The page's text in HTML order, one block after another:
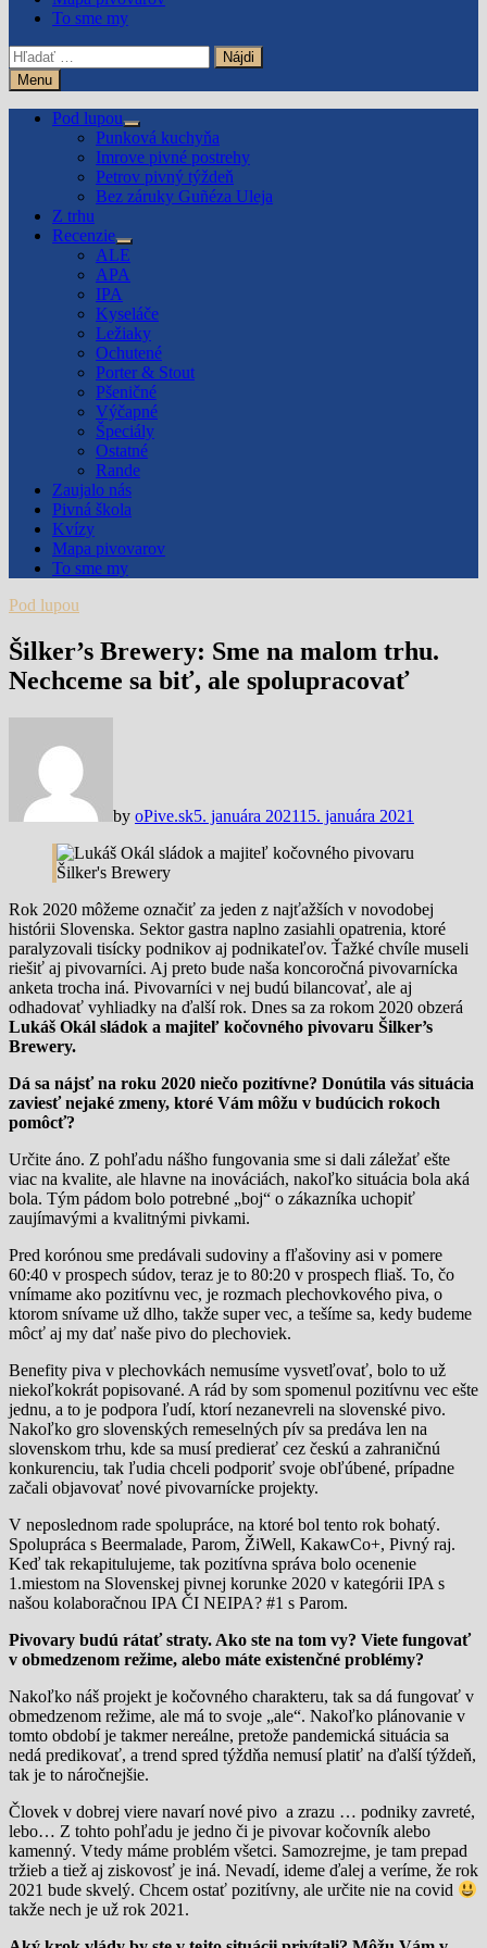
To sme my
Hľadať:
Menu
Pod lupou
Show
sub
menu
Punková kuchyňa
Imrove pivné postrehy
Petrov pivný týždeň
Bez záruky Guñéza Uleja
Z trhu
Recenzie
Show
sub
menu
ALE
APA
IPA
Kyseláče
Ležiaky
Ochutené
Porter & Stout
Pšeničné
Výčapné
Špeciály
Ostatné
Rande
Zaujalo nás
Pivná škola
Kvízy
Mapa pivovarov
To sme my
Pod lupou
Šilker’s Brewery: Sme na malom trhu.
Nechceme sa biť, ale spolupracovať
by oPive.sk5. januára 202115. januára 2021
Rok 2020 môžeme označiť za jeden z najťažších v novodobej
histórii Slovenska. Sektor gastra naplno zasiahli opatrenia, ktoré
paralyzovali tisícky podnikov aj podnikateľov. Ťažké chvíle museli
riešiť aj pivovarníci. Aj preto bude naša koncoročná pivovarnícka
anketa trocha iná. Pivovarníci v nej budú bilancovať, ale aj
odhadovať vyhliadky na ďalší rok. Dnes sa za rokom 2020 obzerá
Lukáš Okál sládok a majiteľ kočovného pivovaru Šilker’s
Brewery.
Dá sa nájsť na roku 2020 niečo pozitívne? Donútila vás situácia
zaviesť nejaké zmeny, ktoré Vám môžu v budúcich rokoch
pomôcť?
Určite áno. Z pohľadu nášho fungovania sme si dali záležať ešte
viac na kvalite, ale hlavne na inováciách, nakoľko situácia bola aká
bola. Tým pádom bolo potrebné „boj“ o zákazníka uchopiť
zaujímavými a kvalitnými pivkami.
Pred korónou sme predávali sudoviny a fľašoviny asi v pomere
60:40 v prospech súdov, teraz je to 80:20 v prospech fliaš. To, čo
vnímame ako pozitívnu vec, je rozmach plechovkového piva, o
ktorom snívame už dlho, takže super vec, a tešíme sa, kedy budeme
môcť aj my dať naše pivo do plechoviek.
Benefity piva v plechovkách nemusíme vysvetľovať, bolo to už
niekoľkokrát popisované. A rád by som spomenul pozitívnu vec ešte
jednu, a to je podpora ľudí, ktorí nezanevreli na slovenské pivo.
Nakoľko gro slovenských remeselných pív sa predáva len na
slovenskom trhu, kde sa musí predierať cez českú a zahraničnú
konkurenciu, tak ľudia chceli podporiť svoje obľúbené, prípadne
začali objavovať nové pivovarnícke projekty.
V neposlednom rade spolupráce, na ktoré bol tento rok bohatý.
Spolupráca s Beermalade, Parom, ŽiWell, KakawCo+, Pivný raj.
Keď tak rekapitulujeme, tak pozitívna správa bolo ocenenie
1.miestom na Slovenskej pivnej korunke 2020 v kategórii IPA s
našou kolaboračnou IPA ČI NEIPA? #1 s Parom.
Pivovary budú rátať straty. Ako ste na tom vy? Viete fungovať
v obmedzenom režime, alebo máte existenčné problémy?
Nakoľko náš projekt je kočovného charakteru, tak sa dá fungovať v
obmedzenom režime, ale má to svoje „ale“. Nakoľko plánovanie v
tomto období je takmer nereálne, pretože pandemická situácia sa
nedá predikovať, a trend spred týždňa nemusí platiť na ďalší týždeň,
tak je to náročnejšie.
Človek v dobrej viere navarí nové pivo a zrazu … podniky zavreté,
lebo… Z tohto pohľadu je jedno či je pivovar kočovník alebo
kamenný. Vtedy máme problém všetci. Samozrejme, je tam prepad
tržieb a tiež aj ziskovosť je iná. Nevadí, ideme ďalej a veríme, že rok
2021 bude skvelý. Chcem ostať pozitívny, ale určite nie na covid
takže nech je už rok 2021.